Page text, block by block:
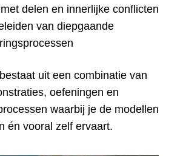
delen en innerlijke conflicten
van diepgaande
uit een combinatie van
oefeningen en
waarbij je de modellen
én vooral zelf ervaart.